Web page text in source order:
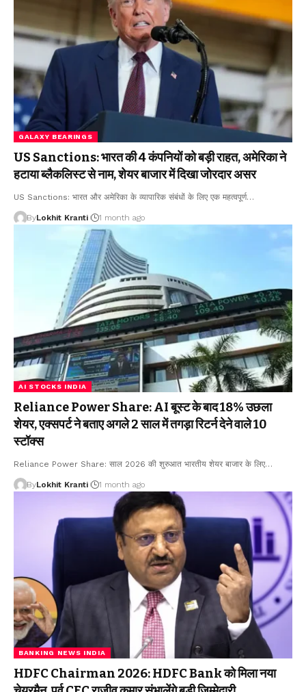
GALAXY BEARINGS
US Sanctions: भारत की 4 कंपनियों को बड़ी राहत, अमेरिका ने
हटाया ब्लैकलिस्ट से नाम, शेयर बाजार में दिखा जोरदार असर
US Sanctions: भारत और अमेरिका के व्यापारिक संबंधों के लिए एक महत्वपूर्ण…
ByLokhit Kranti 1 month ago
AI STOCKS INDIA
Reliance Power Share: AI बूस्ट के बाद 18% उछला
शेयर, एक्सपर्ट ने बताए अगले 2 साल में तगड़ा रिटर्न देने वाले 10
स्टॉक्स
Reliance Power Share: साल 2026 की शुरुआत भारतीय शेयर बाजार के लिए…
ByLokhit Kranti 1 month ago
BANKING NEWS INDIA
HDFC Chairman 2026: HDFC Bank को मिला नया